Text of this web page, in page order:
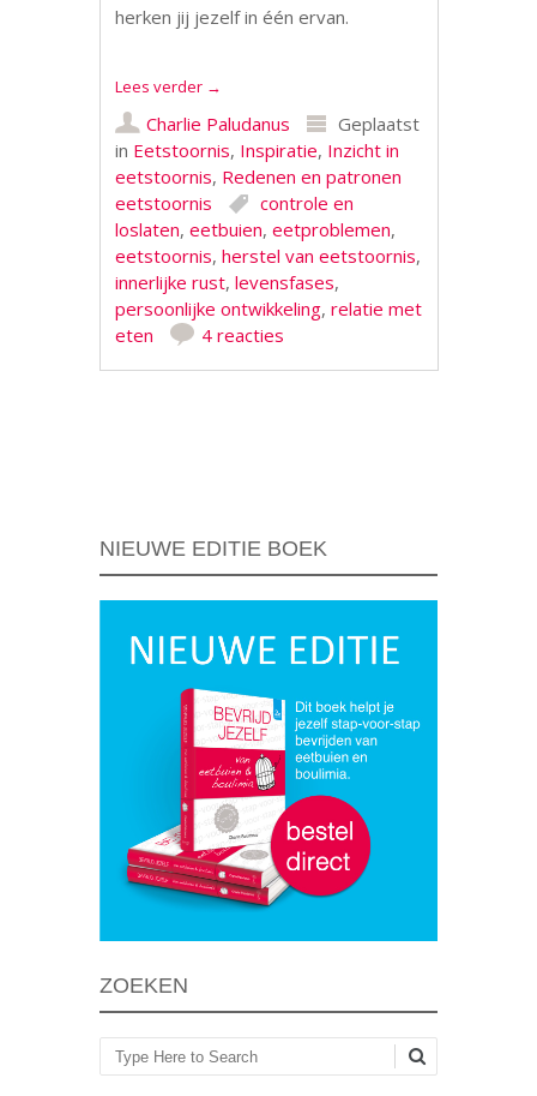
herken jij jezelf in één ervan.
Lees verder →
Charlie Paludanus
Geplaatst
in Eetstoornis, Inspiratie, Inzicht in
eetstoornis, Redenen en patronen
eetstoornis
controle en
loslaten,eetbuien,eetproblemen,
eetstoornis,herstel van eetstoornis,
innerlijke rust,levensfases,
persoonlijke ontwikkeling,relatie met
eten
4 reacties
NIEUWE EDITIE BOEK
ZOEKEN
Zoeken